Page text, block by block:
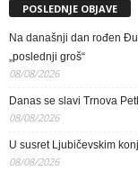
POSLEDNJE OBJAVE
Na današnji dan rođen
„poslednji groš“
08/08/2026
Danas se slavi Trnova
08/08/2026
U susret Ljubičevskim
08/08/2026